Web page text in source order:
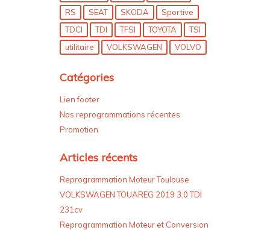
RS
SEAT SKODA
Sportive
TDCI
TDI TFSI TOYOTA
TSI
utilitaire
VOLKSWAGEN VOLVO
Catégories
Lien footer
Nos reprogrammations récentes
Promotion
Articles récents
Reprogrammation Moteur Toulouse
VOLKSWAGEN TOUAREG 2019 3.0 TDI
231cv
Reprogrammation Moteur et Conversion